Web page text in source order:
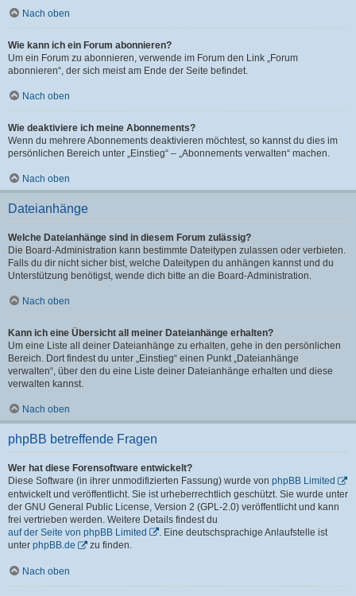
Nach oben
Wie kann ich ein Forum abonnieren?
Um ein Forum zu abonnieren, verwende im Forum den Link „Forum
abonnieren“, der sich meist am Ende der Seite befindet.
Nach oben
Wie deaktiviere ich meine Abonnements?
Wenn du mehrere Abonnements deaktivieren möchtest, so kannst du dies im
persönlichen Bereich unter „Einstieg“ – „Abonnements verwalten“ machen.
Nach oben
Dateianhänge
Welche Dateianhänge sind in diesem Forum zulässig?
Die Board-Administration kann bestimmte Dateitypen zulassen oder verbieten.
Falls du dir nicht sicher bist, welche Dateitypen du anhängen kannst und du
Unterstützung benötigst, wende dich bitte an die Board-Administration.
Nach oben
Kann ich eine Übersicht all meiner Dateianhänge erhalten?
Um eine Liste all deiner Dateianhänge zu erhalten, gehe in den persönlichen
Bereich. Dort findest du unter „Einstieg“ einen Punkt „Dateianhänge
verwalten“, über den du eine Liste deiner Dateianhänge erhalten und diese
verwalten kannst.
Nach oben
phpBB betreffende Fragen
Wer hat diese Forensoftware entwickelt?
Diese Software (in ihrer unmodifizierten Fassung) wurde von phpBB Limited
entwickelt und veröffentlicht. Sie ist urheberrechtlich geschützt. Sie wurde unter
der GNU General Public License, Version 2 (GPL-2.0) veröffentlicht und kann
frei vertrieben werden. Weitere Details findest du
auf der Seite von phpBB Limited
. Eine deutschsprachige Anlaufstelle ist
unter phpBB.de zu finden.
Nach oben